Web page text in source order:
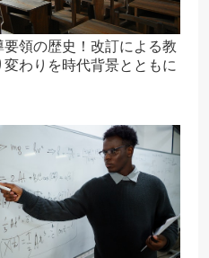
要領の歴史！改訂による教
変わりを時代背景とともに